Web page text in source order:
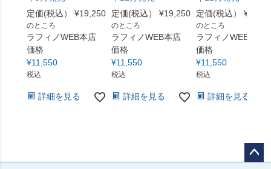
定価(税込）
¥19,250
のところ
ラフィノWEB本店
価格
¥11,550
税込
詳細を見る
定価(税込）
¥19,250
のところ
ラフィノWEB本店
価格
¥11,550
税込
詳細を見る
定価(税込）
¥
のところ
ラフィノWEB本店
価格
¥11,550
税込
詳細を見る